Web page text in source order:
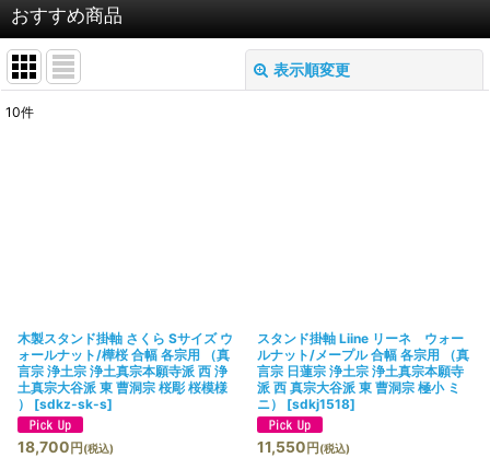
おすすめ商品
表示順変更
10件
木製スタンド掛軸 さくら Sサイズ ウ
ォールナット/樺桜 合幅 各宗用 （真
言宗 浄土宗 浄土真宗本願寺派 西 浄
土真宗大谷派 東 曹洞宗 桜彫 桜模様
）
[sdkz-sk-s]
18,700 円 (税込)
スタンド掛軸 Liine リーネ ウォー
ルナット/メープル 合幅 各宗用 （真
言宗 日蓮宗 浄土宗 浄土真宗本願寺
派 西 真宗大谷派 東 曹洞宗 極小 ミ
ニ）
[sdkj1518]
11,550 円 (税込)